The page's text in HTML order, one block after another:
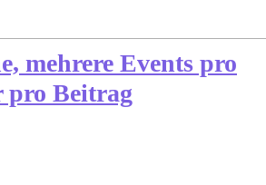
mehrere Events pro
pro Beitrag